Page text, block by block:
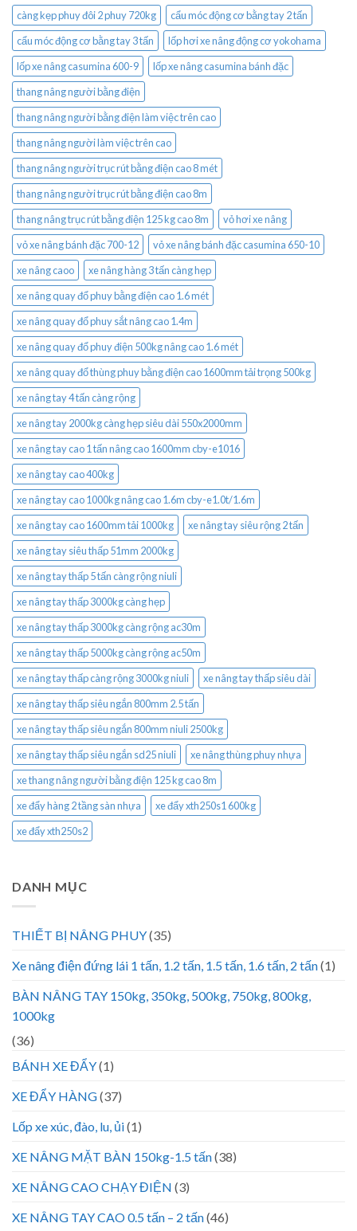
càng kẹp phuy đôi 2 phuy 720kg
cẩu móc động cơ bằng tay 2 tấn
cẩu móc động cơ bằng tay 3 tấn
lốp hơi xe nâng động cơ yokohama
lốp xe nâng casumina 600-9
lốp xe nâng casumina bánh đặc
thang nâng người bằng điện
thang nâng người bằng điện làm việc trên cao
thang nâng người làm việc trên cao
thang nâng người trục rút bằng điện cao 8 mét
thang nâng người trục rút bằng điện cao 8m
thang nâng trục rút bằng điện 125 kg cao 8m
vỏ hơi xe nâng
vỏ xe nâng bánh đặc 700-12
vỏ xe nâng bánh đặc casumina 650-10
xe nâng caoo
xe nâng hàng 3 tấn càng hẹp
xe nâng quay đổ phuy bằng điện cao 1.6 mét
xe nâng quay đổ phuy sắt nâng cao 1.4m
xe nâng quay đổ phuy điện 500kg nâng cao 1.6 mét
xe nâng quay đổ thùng phuy bằng điện cao 1600mm tải trọng 500kg
xe nâng tay 4 tấn càng rộng
xe nâng tay 2000kg càng hẹp siêu dài 550x2000mm
xe nâng tay cao 1 tấn nâng cao 1600mm cby-e1016
xe nâng tay cao 400kg
xe nâng tay cao 1000kg nâng cao 1.6m cby-e1.0t/1.6m
xe nâng tay cao 1600mm tải 1000kg
xe nâng tay siêu rộng 2 tấn
xe nâng tay siêu thấp 51mm 2000kg
xe nâng tay thấp 5 tấn càng rộng niuli
xe nâng tay thấp 3000kg càng hẹp
xe nâng tay thấp 3000kg càng rộng ac30m
xe nâng tay thấp 5000kg càng rộng ac50m
xe nâng tay thấp càng rộng 3000kg niuli
xe nâng tay thấp siêu dài
xe nâng tay thấp siêu ngắn 800mm 2.5 tấn
xe nâng tay thấp siêu ngắn 800mm niuli 2500kg
xe nâng tay thấp siêu ngắn sd25 niuli
xe nâng thùng phuy nhựa
xe thang nâng người bằng điện 125 kg cao 8m
xe đẩy hàng 2 tầng sàn nhựa
xe đẩy xth250s1 600kg
xe đẩy xth250s2
DANH MỤC
THIẾT BỊ NÂNG PHUY(35)
Xe nâng điện đứng lái 1 tấn, 1.2 tấn, 1.5 tấn, 1.6 tấn, 2 tấn(1)
BÀN NÂNG TAY 150kg, 350kg, 500kg, 750kg, 800kg,
1000kg
(36)
BÁNH XE ĐẨY(1)
XE ĐẨY HÀNG(37)
Lốp xe xúc, đào, lu, ủi(1)
XE NÂNG MẶT BÀN 150kg-1.5 tấn(38)
XE NÂNG CAO CHẠY ĐIỆN (3)
XE NÂNG TAY CAO 0.5 tấn – 2 tấn(46)